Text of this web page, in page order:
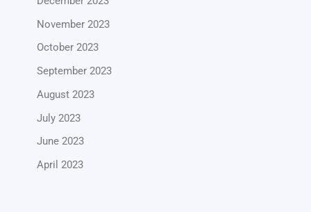
November 2023
October 2023
September 2023
August 2023
July 2023
June 2023
April 2023